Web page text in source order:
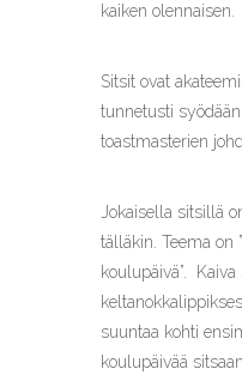
kaiken olennaisen.
Sitsit ovat
tunnetusti
toastmasterien
Jokaisella sitsillä
tälläkin. Teema on
koulupäivä”.
suuntaa kohti
koulupäivää